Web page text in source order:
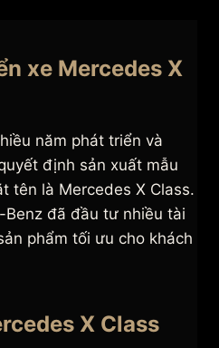
xe Mercedes X
năm phát triển và
định sản xuất mẫu
tên là Mercedes X Class.
đã đầu tư nhiều tài
phẩm tối ưu cho khách
X Class